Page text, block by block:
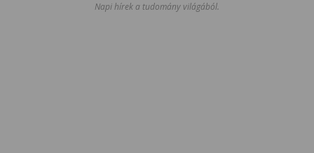
Napi hírek a tudomány világából.